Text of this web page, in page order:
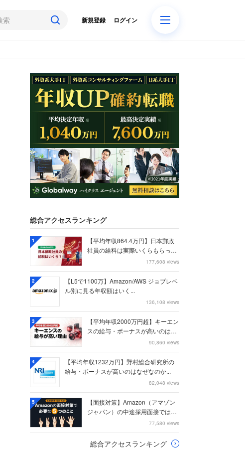
ログイン
新規登録
総合アクセスランキング
1
【平均年収864.4万円】日本郵政
社員の給料は実際いくらもらって
177,608 views
2
【L5で1100万】Amazon/AWS ジョブレベ
ル別に見る年収額はいく...
136,108 views
3
【平均年収2000万円超】キーエン
スの給与・ボーナスが高いのはな
90,860 views
4
【平均年収1232万円】野村総合研究所の
給与・ボーナスが高いのはなぜなのか...
82,048 views
5
【面接対策】Amazon（アマゾン
ジャパン）の中途採用面接では何
77,580 views
総合アクセスランキング